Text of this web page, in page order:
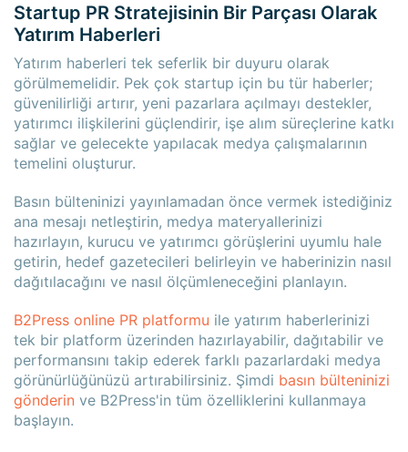
Startup PR Stratejisinin Bir Parçası Olarak
Yatırım Haberleri
Yatırım haberleri tek seferlik bir duyuru olarak
görülmemelidir. Pek çok startup için bu tür haberler;
güvenilirliği artırır, yeni pazarlara açılmayı destekler,
yatırımcı ilişkilerini güçlendirir, işe alım süreçlerine katkı
sağlar ve gelecekte yapılacak medya çalışmalarının
temelini oluşturur.
Basın bülteninizi yayınlamadan önce vermek istediğiniz
ana mesajı netleştirin, medya materyallerinizi
hazırlayın, kurucu ve yatırımcı görüşlerini uyumlu hale
getirin, hedef gazetecileri belirleyin ve haberinizin nasıl
dağıtılacağını ve nasıl ölçümleneceğini planlayın.
B2Press online PR platformu ile yatırım haberlerinizi
tek bir platform üzerinden hazırlayabilir, dağıtabilir ve
performansını takip ederek farklı pazarlardaki medya
görünürlüğünüzü artırabilirsiniz. Şimdi basın bülteninizi
gönderin ve B2Press'in tüm özelliklerini kullanmaya
başlayın.